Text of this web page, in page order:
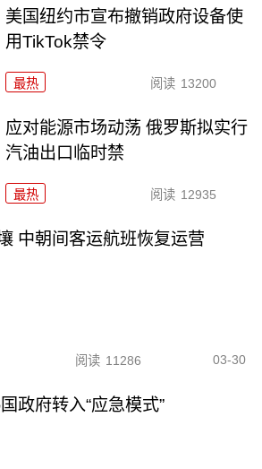
美国纽约市宣布撤销政府设备使
用TikTok禁令
最热 阅读 13200
应对能源市场动荡 俄罗斯拟实行
汽油出口临时禁
最热 阅读 12935
中朝间客运航班恢复运营
阅读 11286 03-30
政府转入“应急模式”